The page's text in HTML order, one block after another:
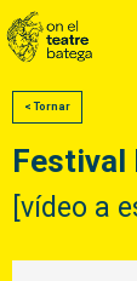
< Tornar
Festival
[vídeo a